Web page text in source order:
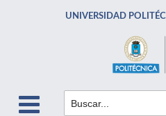
UNIVERSIDAD